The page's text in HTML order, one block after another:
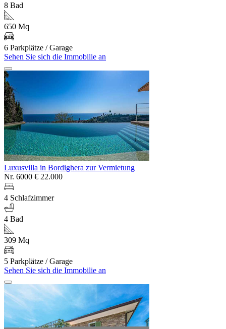
8 Bad
650 Mq
6 Parkplätze / Garage
Sehen Sie sich die Immobilie an
Luxusvilla in Bordighera zur Vermietung
Nr. 6000 € 22.000
4 Schlafzimmer
4 Bad
309 Mq
5 Parkplätze / Garage
Sehen Sie sich die Immobilie an